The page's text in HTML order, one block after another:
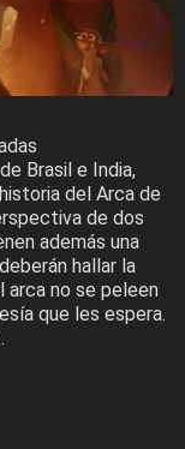
Brasil e India,
del Arca de
de dos
además una
hallar la
arca no se peleen
que les espera.